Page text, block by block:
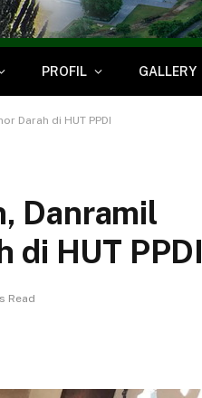
PROFIL GALLERY
Darah di HUT PPDI
Danramil
di HUT PPDI
Read